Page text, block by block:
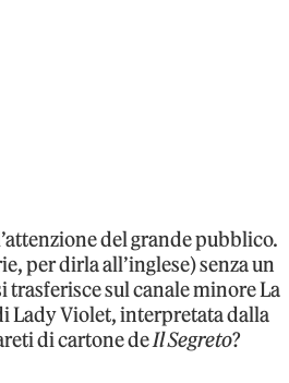
del grande pubblico.
per dirla all’inglese) senza un
sul canale minore La
Lady Violet, interpretata dalla
di cartone deIl Segreto?